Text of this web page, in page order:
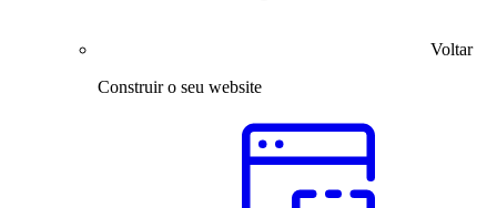
Voltar
Construir o seu website